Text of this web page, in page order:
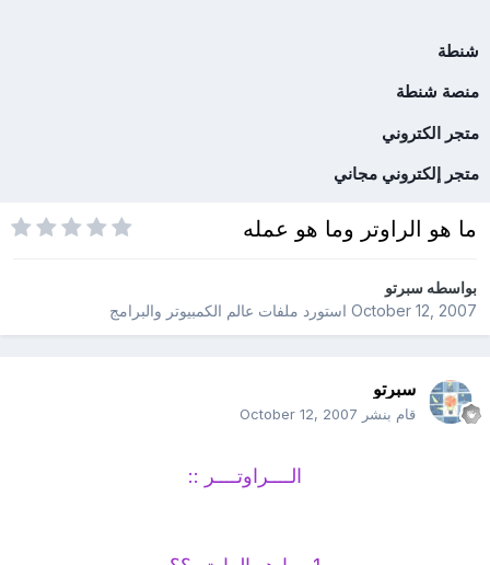
شنطة
منصة شنطة
متجر الكتروني
متجر إلكتروني مجاني
ما هو الراوتر وما هو عمله
بواسطهسبرتو
October 12, 2007استورد ملفات عالم الكمبيوتر والبرامج
سبرتو
قام بنشر October 12, 2007
الــــراوتــــر ::